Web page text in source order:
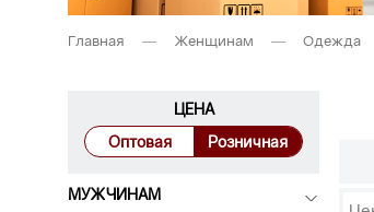
Главная — Женщинам — Одежда
ЦЕНА
Оптовая
Розничная
МУЖЧИНАМ